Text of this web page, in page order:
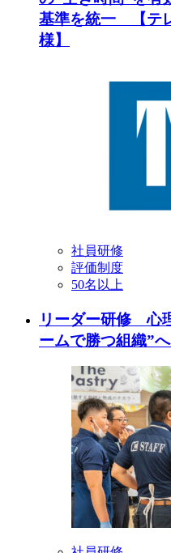
基準を統一 【テ
様】
社員研修
評価制度
50名以上
リーダー研修 心
ームで勝つ組織”